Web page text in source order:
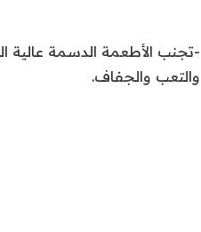
-تجنب الأطعمة الدسمة عالية
والتعب والجفاف.